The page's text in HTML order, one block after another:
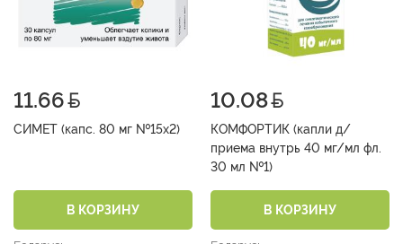
11.66
СИМЕТ (капс. 80 мг №15х2)
В КОРЗИНУ
10.08
КОМФОРТИК (капли д/
приема внутрь 40 мг/мл фл.
30 мл №1)
В КОРЗИНУ